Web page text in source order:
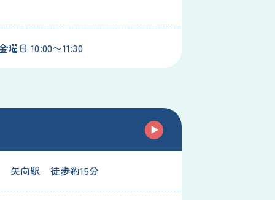
曜日 10:00〜11:30
矢向駅 徒歩約15分